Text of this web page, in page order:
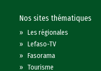
Nos sites thématiques
»Les régionales
»Lefaso-TV
»Fasorama
»Tourisme